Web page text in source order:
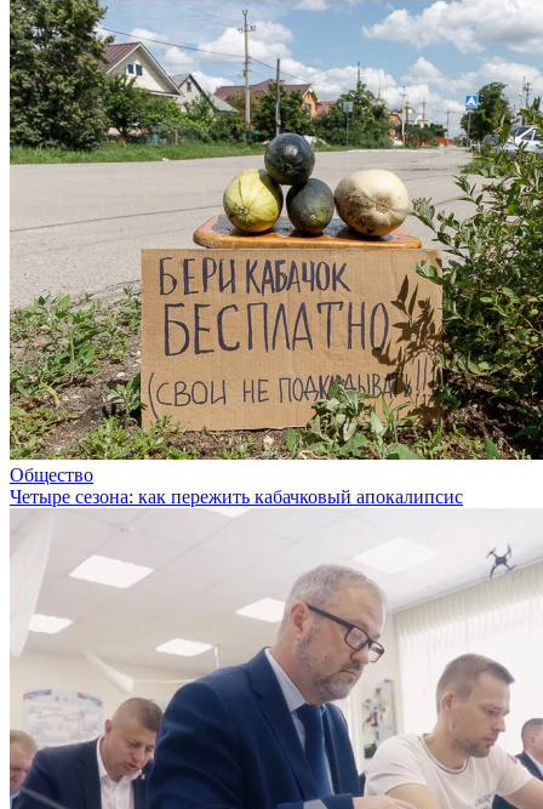
Общество
Четыре сезона: как пережить кабачковый апокалипсис